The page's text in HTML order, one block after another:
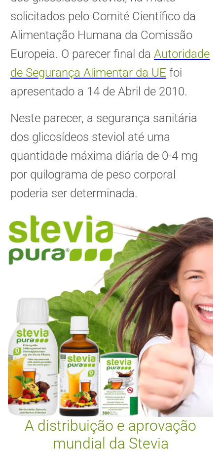
solicitados pelo Comité Científico da
Alimentação Humana da Comissão
Europeia. O parecer final da Autoridade
de Segurança Alimentar da UE foi
apresentado a 14 de Abril de 2010.
Neste parecer, a segurança sanitária
dos glicosídeos steviol até uma
quantidade máxima diária de 0-4 mg
por quilograma de peso corporal
poderia ser determinada.
A distribuição e aprovação
mundial da Stevia